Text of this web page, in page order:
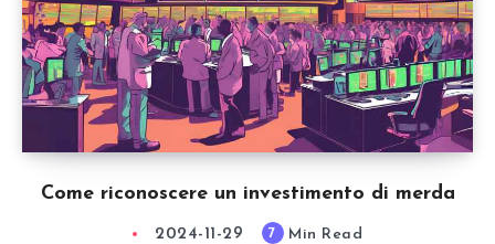
Come riconoscere un investimento di merda
2024-11-29 7 Min Read